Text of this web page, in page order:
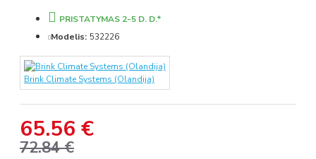
65.56 €
72.84 €
PRISTATYMAS 2-5 D. D.*
Modelis: 532226
Brink Climate Systems (Olandija)